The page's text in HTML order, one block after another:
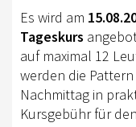
JUGEND
KIDS CLUB
MITGLIED WERDEN
Es wird am
Tageskurs
auf maximal 12
werden die
Nachmittag in
Kursgebühr für